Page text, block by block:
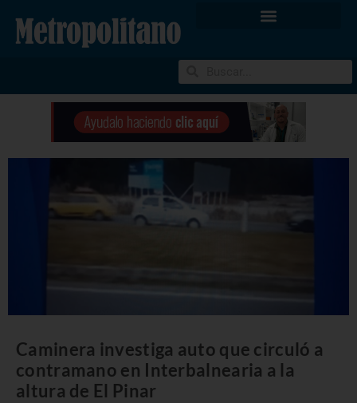
Caminera investiga auto que circuló a
contramano en Interbalnearia a la
altura de El Pinar